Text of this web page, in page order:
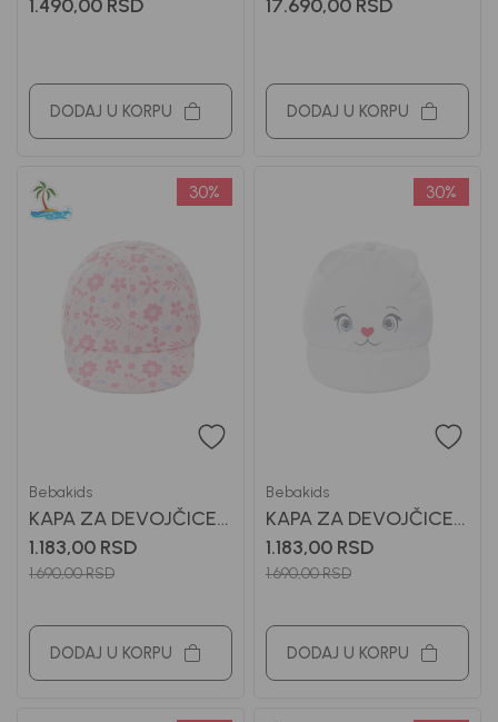
1.490,00 RSD
DODAJ U KORPU
17.690,00 RSD
DODAJ U KORPU
30%
Bebakids
KAPA ZA DEVOJČICE
BEBAKIDS
1.183,00 RSD
1.690,00RSD
DODAJ U KORPU
30%
Bebakids
KAPA ZA DEVOJČICE
BEBAKIDS
1.183,00 RSD
1.690,00RSD
DODAJ U KORPU